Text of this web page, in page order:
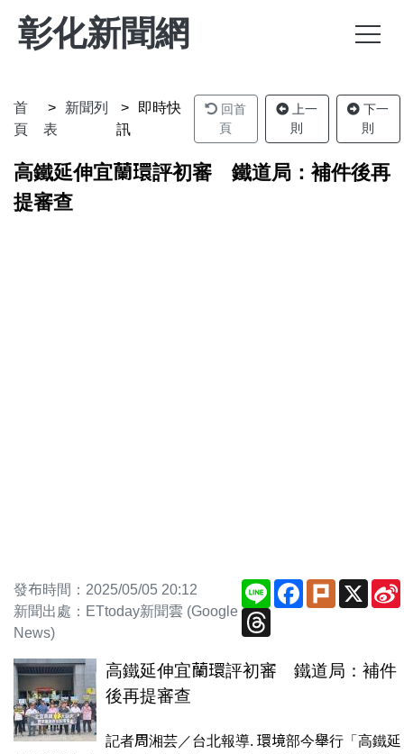
彰化新聞網
首
頁
新聞列
表
即時快
訊
回首
頁
上一
則
下一
則
高鐵延伸宜蘭環評初審 鐵道局：補件後再
提審查
發布時間：2025/05/05 20:12
新聞出處：ETtoday新聞雲 (Google
News)
Line Facebook
Plurk X
高鐵延伸宜蘭環評初審 鐵道局：補件
後再提審查
記者周湘芸／台北報導. 環境部今舉行「高鐵延